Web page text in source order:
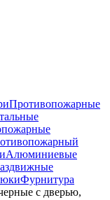
Противопожарные
Алюминиевые
Фурнитура
с дверью,